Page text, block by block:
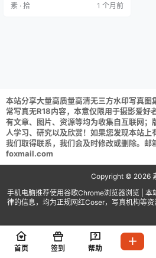
带一体黑丝内衣 [16P 25M]葛生w N
素 · 拾 1 个月前
本站分享大量高质量高清无三方水印写真图
常写真无R18内容，本意仅限用于摄影爱好
有文章、图片、资源等均为收集自互联网；
人学习、研究以及欣赏！如果您发现本站上
我们取得联系，我们会及时修改或删除。邮
foxmail.com
Copyright © 2026
手机电脑推荐使用谷歌Chrome浏览器浏览 | 本
律的信息，均为正规网红Coser，写真机构等资
首页 签到 帮助